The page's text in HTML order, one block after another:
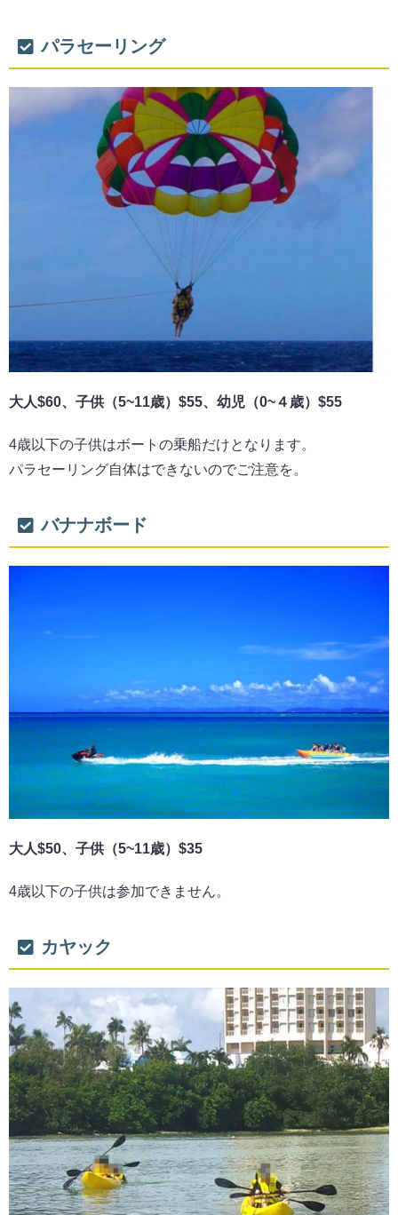
パラセーリング
大人$60、子供（5~11歳）$55、幼児（0~４歳）$55
4歳以下の子供はボートの乗船だけとなります。
パラセーリング自体はできないのでご注意を。
バナナボード
大人$50、子供（5~11歳）$35
4歳以下の子供は参加できません。
カヤック